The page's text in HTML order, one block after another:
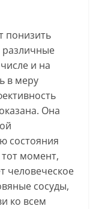
понизить
различные
и на
в меру
Она
состояния
момент,
человеческое
сосуды,
ко всем